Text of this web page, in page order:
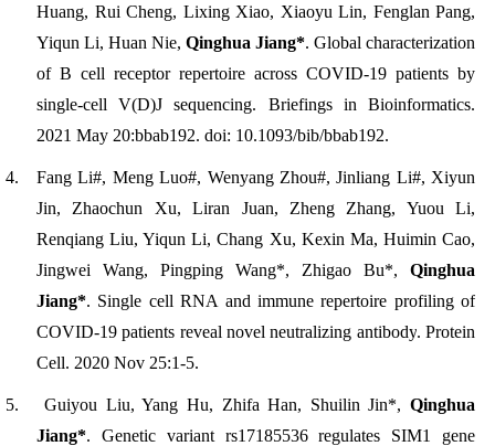
Huang, Rui Cheng, Lixing Xiao, Xiaoyu Lin, Fenglan Pang,
Yiqun Li, Huan Nie,Qinghua Jiang*. Global characterization
of B cell receptor repertoire across COVID-19 patients by
single-cell V(D)J sequencing. Briefings in Bioinformatics.
2021 May 20:bbab192. doi: 10.1093/bib/bbab192.
4.
Fang Li#, Meng Luo#, Wenyang Zhou#, Jinliang Li#, Xiyun
Jin, Zhaochun Xu, Liran Juan, Zheng Zhang, Yuou Li,
Renqiang Liu, Yiqun Li, Chang Xu, Kexin Ma, Huimin Cao,
Jingwei Wang, Pingping Wang*, Zhigao Bu*,Qinghua
Jiang*. Single cell RNA and immune repertoire profiling of
COVID-19 patients reveal novel neutralizing antibody.Protein
Cell. 2020 Nov 25:1-5.
5. Guiyou Liu, Yang Hu, Zhifa Han, Shuilin Jin*,Qinghua
Jiang*. Genetic variant rs17185536 regulates SIM1 gene